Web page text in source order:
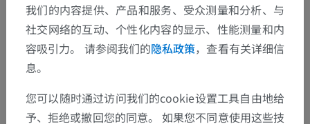
人体> 整合系统 心血管系统 > 体循环静脉>
颈内静脉> 甲状腺中静脉
底层结构：
我们的内容提供、产品和服务、受众测量和分析、与
社交网络的互动、个性化内容的显示、性能测量和内
容吸引力。 请参阅我们的隐私政策，查看有关详细信
息。
您可以随时通过访问我们的cookie设置工具自由地给
予、拒绝或撤回您的同意。 如果您不同意使用这些技